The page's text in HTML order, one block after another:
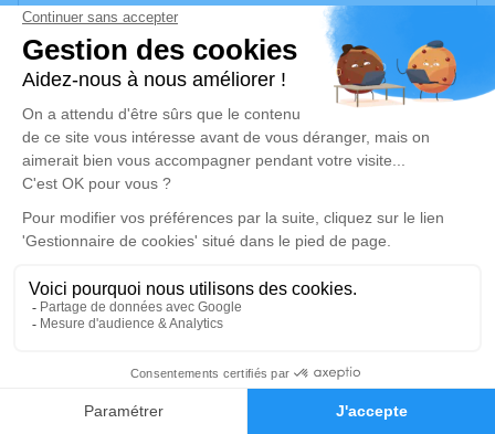
Faire-part Hommages
vos condoléances, partager des photos souvenirs, une
anecdote ou exprimer vos pensées à travers des
poèmes ou des textes. Cet endroit est un lieu
d'expression dédié à honorer la mémoire d’Andrée
POUYET.
Un service de plantation d’arbre hommage est
disponible ici
Cérémonie civile
Crématorium de Châlons-en-Champagne
route de Marson